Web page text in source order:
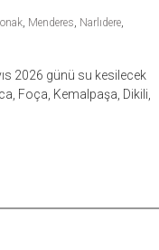
, Menderes, Narlıdere,
2026 günü su kesilecek
Foça, Kemalpaşa, Dikili,